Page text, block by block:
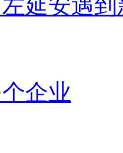
延安遇
企业